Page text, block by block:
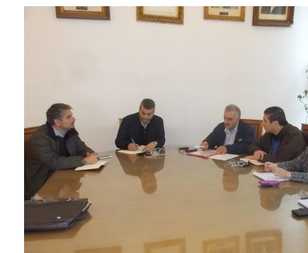
ΑΝΘΕΚΤΙΚΗ